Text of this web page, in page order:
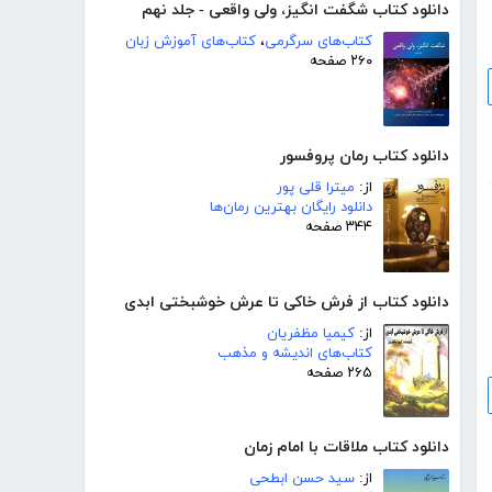
دانلود کتاب شگفت انگیز، ولی واقعی - جلد نهم
کتاب‌های سرگرمی، کتاب‌های آموزش زبان
۲۶۰ صفحه
دانلود کتاب رمان پروفسور
از: میترا قلی پور
دانلود رایگان بهترین رمان‌ها
۳۴۴ صفحه
دانلود کتاب از فرش خاکی تا عرش خوشبختی ابدی
از: کیمیا مظفریان
کتاب‌های اندیشه و مذهب
۲۶۵ صفحه
دانلود کتاب ملاقات با امام زمان
از: سید حسن ابطحی